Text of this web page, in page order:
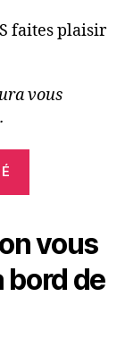
faites plaisir
vous
vous
bord de